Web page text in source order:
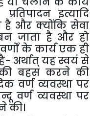
प्रतिपादन इत्यादि
है और क्योंकि सेवा
जाता है और हो
वर्णों के कार्य एक ही
- अर्थात्यहस्वयंसे
बहस करने की
वर्ण व्यवस्था पर
वर्ण व्यवस्था पर
की।